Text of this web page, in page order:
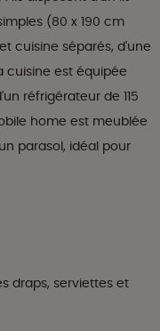
(80 x 190 cm
cuisine séparés, d'une
cuisine est équipée
réfrigérateur de 115
home est meublée
parasol, idéal pour
draps, serviettes et